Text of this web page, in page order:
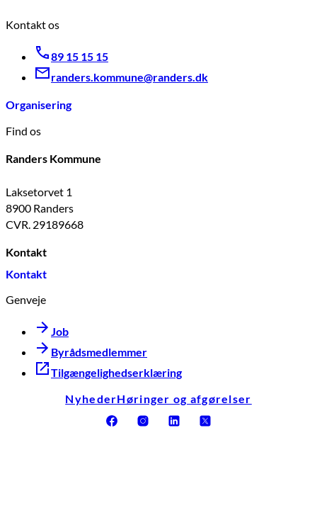
Kontakt os
89 15 15 15
randers.kommune@randers.dk
Organisering
Find os
Randers Kommune
Laksetorvet 1
8900 Randers
CVR. 29189668
Kontakt
Kontakt
Genveje
Job
Byrådsmedlemmer
Tilgængelighedserklæring
NyhederHøringer og afgørelser